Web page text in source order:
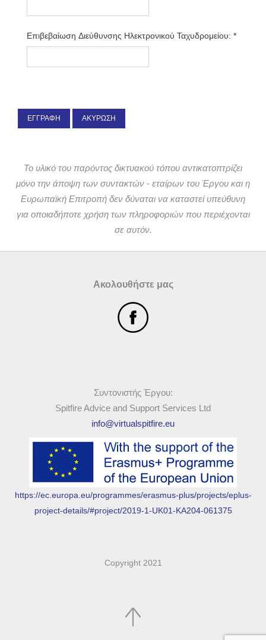
Επιβεβαίωση Διεύθυνσης Ηλεκτρονικού Ταχυδρομείου: *
ΕΓΓΡΑΦΉ ΑΚΎΡΩΣΗ
Το υλικό του παρόντος δικτυακού τόπου αντικατοπτρίζει
μόνο την άποψη των συντακτών - εταίρων του Έργου και η
Ευρωπαϊκή Επιτροπή δεν δύναται να καταστεί υπεύθυνη
για οποιαδήποτε χρήση των πληροφοριών που περιέχονται
σε αυτόν.
Ακολουθήστε μας
Συντονιστής Έργου:
Spitfire Advice and Support Services Ltd
info@virtualspitfire.eu
https://ec.europa.eu/programmes/erasmus-plus/projects/eplus-
project-details/#project/2019-1-UK01-KA204-061375
Copyright 2021